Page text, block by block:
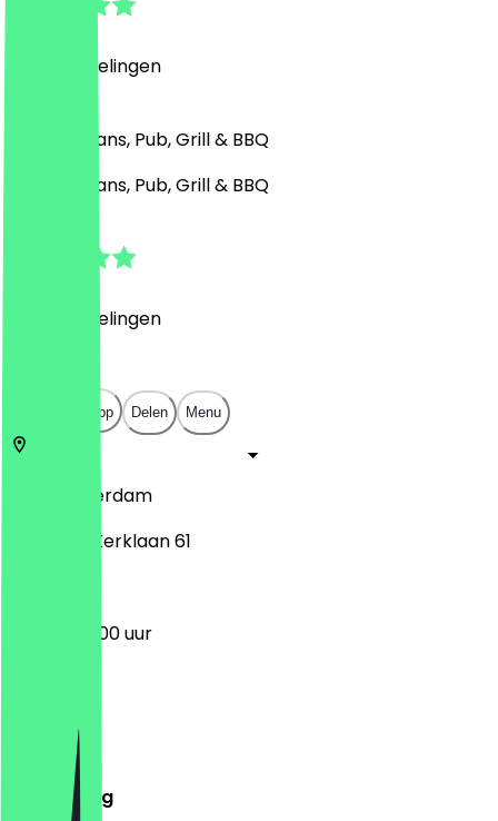
Beoordelingen
Mediterraans, Pub, Grill & BBQ
Mediterraans, Pub, Grill & BBQ
Beoordelingen
Open in app Delen Menu
Amsterdam
Plantage Kerklaan 61
09:00 - 22:00 uur
Dinsdag
Woensdag
Donderdag